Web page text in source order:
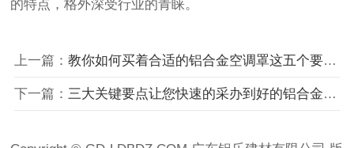
的特点，格外深受行业的青睐。
上一篇： 教你如何买着合适的铝合金空调罩这五个要点需注意
下一篇： 三大关键要点让您快速的采办到好的铝合金空调罩